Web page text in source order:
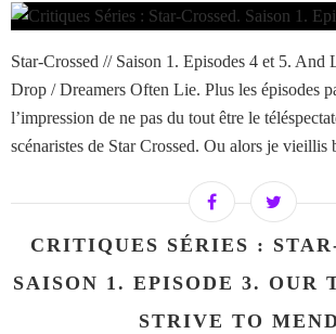
Star-Crossed // Saison 1. Episodes 4 et 5.
Drop / Dreamers Often Lie. Plus les épisodes
l’impression de ne pas du tout être le
scénaristes de Star Crossed. Ou alors je vieillis
CRITIQUES SÉRIES :
SAISON 1. EPISODE 3. OUR
STRIVE TO